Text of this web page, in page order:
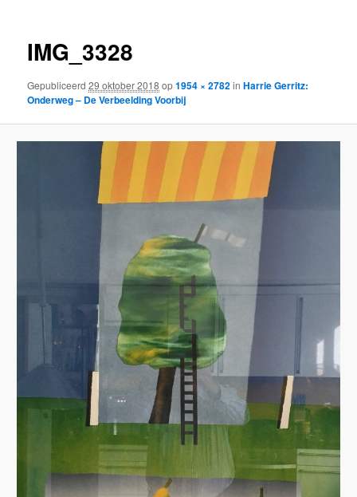
IMG_3328
Gepubliceerd29 oktober 2018 op1954 × 2782inHarrie Gerritz:
Onderweg – De Verbeelding Voorbij